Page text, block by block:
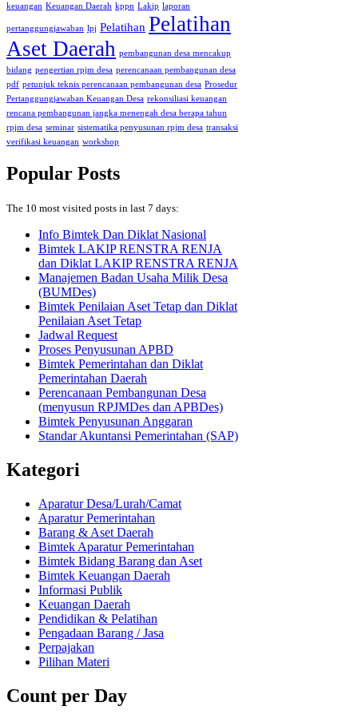
keuangan Keuangan Daerah kppn Lakip laporan
pertanggungjawaban lpj Pelatihan Pelatihan
Aset Daerah pembangunan desa mencakup
bidang pengertian rpjm desa perencanaan pembangunan desa
pdf petunjuk teknis perencanaan pembangunan desa Prosedur
Pertanggungjawaban Keuangan Desa rekonsiliasi keuangan
rencana pembangunan jangka menengah desa berapa tahun
rpjm desa seminar sistematika penyusunan rpjm desa transaksi
verifikasi keuangan workshop
Popular Posts
The 10 most visited posts in last 7 days:
Info Bimtek Dan Diklat Nasional
Bimtek LAKIP RENSTRA RENJA
dan Diklat LAKIP RENSTRA RENJA
Manajemen Badan Usaha Milik Desa
(BUMDes)
Bimtek Penilaian Aset Tetap dan Diklat
Penilaian Aset Tetap
Jadwal Request
Proses Penyusunan APBD
Bimtek Pemerintahan dan Diklat
Pemerintahan Daerah
Perencanaan Pembangunan Desa
(menyusun RPJMDes dan APBDes)
Bimtek Penyusunan Anggaran
Standar Akuntansi Pemerintahan (SAP)
Kategori
Aparatur Desa/Lurah/Camat
Aparatur Pemerintahan
Barang & Aset Daerah
Bimtek Aparatur Pemerintahan
Bimtek Bidang Barang dan Aset
Bimtek Keuangan Daerah
Informasi Publik
Keuangan Daerah
Pendidikan & Pelatihan
Pengadaan Barang / Jasa
Perpajakan
Pilihan Materi
Count per Day